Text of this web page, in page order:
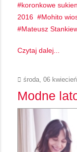
koronkowe
2016
Mohito
Mateusz
Czytaj dalej...
środa, 06
Modne